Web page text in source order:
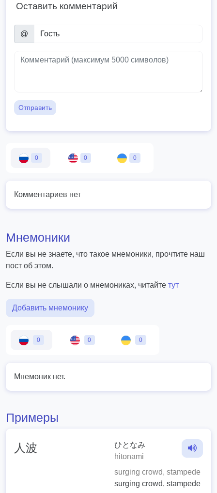
Оставить комментарий
@
Отправить
0 0 0
Комментариев нет
Мнемоники
Если вы не знаете, что такое мнемоники, прочтите наш
пост об этом.
Если вы не слышали о мнемониках, читайте тут
Добавить мнемонику
0 0 0
Мнемоник нет.
Примеры
人波
ひとなみ
hitonami
surging crowd, stampede
surging crowd, stampede